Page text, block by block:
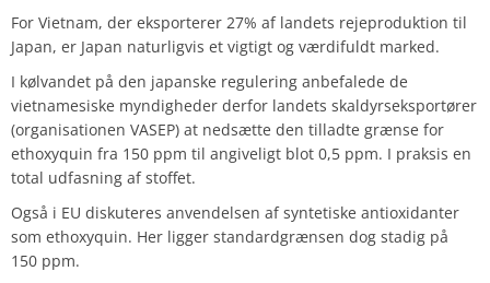
For Vietnam, der eksporterer 27% af landets rejeproduktion til
Japan, er Japan naturligvis et vigtigt og værdifuldt marked.
I kølvandet på den japanske regulering anbefalede de
vietnamesiske myndigheder derfor landets skaldyrseksportører
(organisationen VASEP) at nedsætte den tilladte grænse for
ethoxyquin fra 150 ppm til angiveligt blot 0,5 ppm. I praksis en
total udfasning af stoffet.
Også i EU diskuteres anvendelsen af syntetiske antioxidanter
som ethoxyquin. Her ligger standardgrænsen dog stadig på
150 ppm.